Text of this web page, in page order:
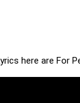
here are For